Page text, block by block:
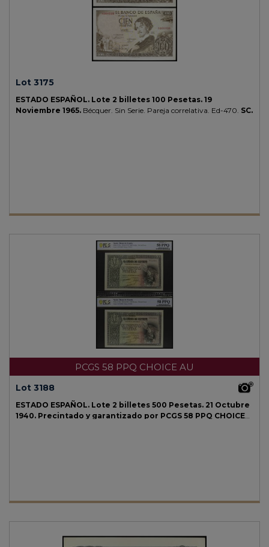
Lot 3175
ESTADO ESPAÑOL. Lote 2 billetes 100 Pesetas. 19
Noviembre 1965. Bécquer. Sin Serie. Pareja correlativa. Ed-470. SC.
PCGS 58 PPQ CHOICE AU
Lot 3188
ESTADO ESPAÑOL. Lote 2 billetes 500 Pesetas. 21 Octubre
1940. Precintado y garantizado por PCGS 58 PPQ CHOICE